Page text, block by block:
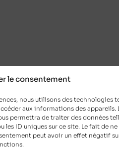
le consentement
nous utilisons des technologies
aux informations des appareils.
permettra de traiter des données
ID uniques sur ce site. Le fait de ne
peut avoir un effet négatif